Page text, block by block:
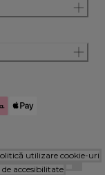
utilizare cookie-uri
accesibilitate